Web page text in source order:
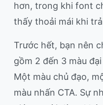
hơn, trong khi font
thấy thoải mái khi
Trước hết, bạn nên
gồm 2 đến 3 màu
Một màu chủ đạo,
màu nhấn CTA. Sự